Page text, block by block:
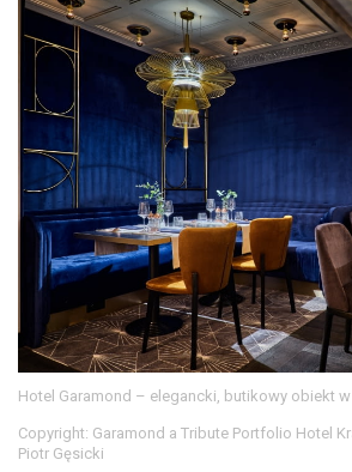
Hotel Garamond – elegancki, butikowy obiekt
Copyright: Garamond a Tribute Portfolio Hotel
Piotr Gęsicki